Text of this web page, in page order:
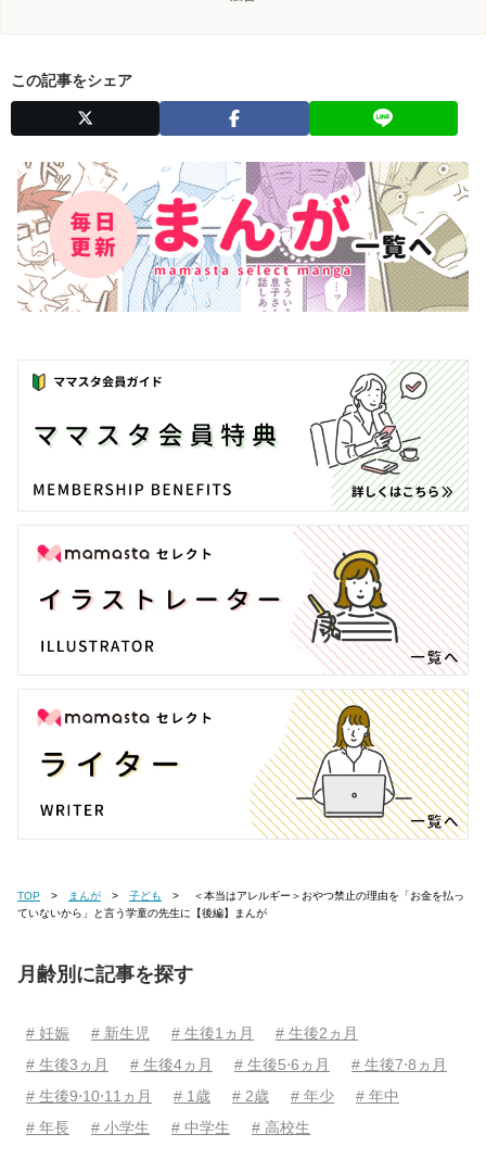
この記事をシェア
TOP まんが 子ども
ていないから」と言う学童の先生に【後編】まんが
月齢別に記事を探す
# 妊娠 # 新生児 # 生後1ヵ月
# 生後2ヵ月
# 生後3ヵ月
# 生後4ヵ月 # 生後5⋅6ヵ月
# 生後7⋅8ヵ月
# 生後9⋅10⋅11ヵ月
# 1歳 # 2歳 # 年少
# 年中
# 年長
# 小学生 # 中学生 # 高校生